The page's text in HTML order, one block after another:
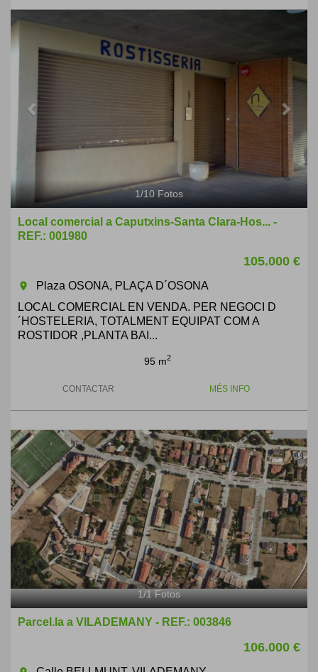
Next
1/10 Fotos
Local comercial a Caputxins-Santa Clara-Hos... -
REF.: 001980
105.000 €
room
Plaza OSONA, PLAÇA D´OSONA
LOCAL COMERCIAL EN VENDA. PER NEGOCI D
´HOSTELERIA, TOTALMENT EQUIPAT COM A
ROSTIDOR ,PLANTA BAI...
95 m2
CONTACTAR MÉS INFO
1/1Fotos
Parcel.la a VILADEMANY - REF.: 003846
106.000 €